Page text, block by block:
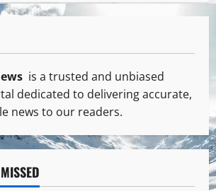
is a trusted and unbiased
dedicated to delivering accurate,
news to our readers.